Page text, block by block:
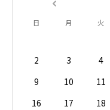
日 月 火
2
3 4
9
10 11
16
17 18